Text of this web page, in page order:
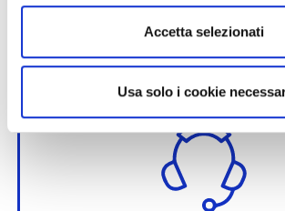
Accetta selezionati
Usa solo i cookie
tuoi collaboratori e rendi più fluidi e
Gestisci tutto in maniera pratica,
veloce, in totale comfort e